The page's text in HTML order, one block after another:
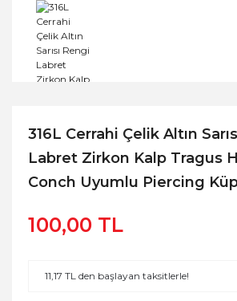
316L Cerrahi Çelik Altın
Labret Zirkon Kalp Tragus
Conch Uyumlu Piercing
100,00 TL
11,17 TL den başlayan taksitlerle!